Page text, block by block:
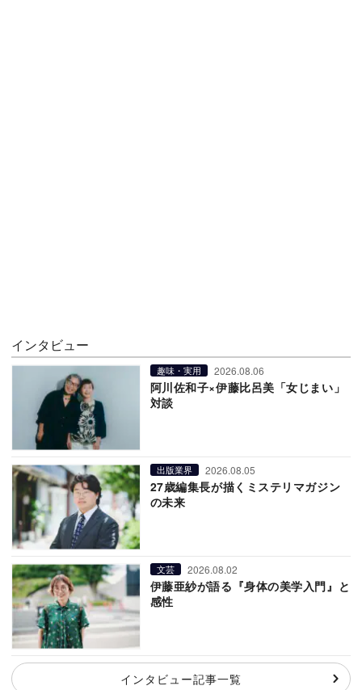
インタビュー
趣味・実用 2026.08.06
阿川佐和子×伊藤比呂美「女じまい」
対談
出版業界 2026.08.05
27歳編集長が描くミステリマガジン
の未来
文芸 2026.08.02
伊藤亜紗が語る『身体の美学入門』と
感性
インタビュー記事一覧